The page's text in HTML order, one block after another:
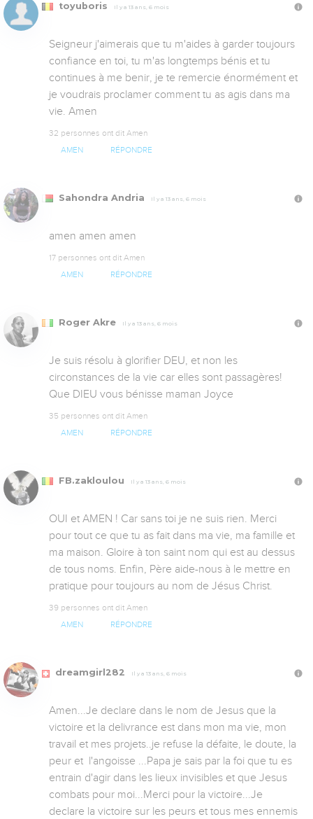
toyuboris Il y a 13 ans, 6 mois
Seigneur j'aimerais que tu m'aides à garder toujours
confiance en toi, tu m'as longtemps bénis et tu
continues à me benir, je te remercie énormément et
je voudrais proclamer comment tu as agis dans ma
vie. Amen
32 personnes ont dit Amen
AMEN RÉPONDRE
Sahondra Andria Il y a 13 ans, 6 mois
amen amen amen
17 personnes ont dit Amen
AMEN RÉPONDRE
Roger Akre Il y a 13 ans, 6 mois
Je suis résolu à glorifier DEU, et non les
circonstances de la vie car elles sont passagères!
Que DIEU vous bénisse maman Joyce
35 personnes ont dit Amen
AMEN RÉPONDRE
FB.zakloulou Il y a 13 ans, 6 mois
OUI et AMEN ! Car sans toi je ne suis rien. Merci
pour tout ce que tu as fait dans ma vie, ma famille et
ma maison. Gloire à ton saint nom qui est au dessus
de tous noms. Enfin, Père aide-nous à le mettre en
pratique pour toujours au nom de Jésus Christ.
39 personnes ont dit Amen
AMEN RÉPONDRE
dreamgirl282 Il y a 13 ans, 6 mois
Amen...Je declare dans le nom de Jesus que la
victoire et la delivrance est dans mon ma vie, mon
travail et mes projets..je refuse la défaite, le doute, la
peur et  l'angoisse ...Papa je sais par la foi que tu es
entrain d'agir dans les lieux invisibles et que Jesus
combats pour moi...Merci pour la victoire...Je
declare la victoire sur les peurs et tous mes ennemis